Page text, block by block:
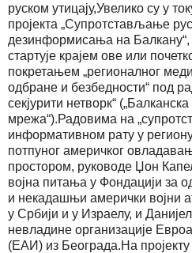
руском утицају,Увелико су у
пројекта „Супротстављање
дезинформисања на Балкану“,
стартује крајем ове или
покретањем „регионалног
одбране и безбедности“ под
секјурити нетворк“
мрежа“).Радовима на
информативном рату у
потпуног америчког
простором, руководе Џон
војна питања у Фондацији за
и некадашњи амерички војни
у Србији и у Израелу, и
невладине организације
(ЕАИ) из Београда.На